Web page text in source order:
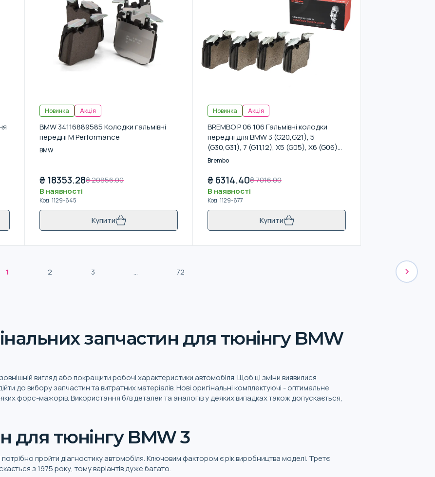
Новинка Акція
BMW 34116889585 Колодки гальмівні
передні M Performance
BMW
₴ 18353.28₴20856.00
В наявності
Код:1129-645
Купити
Новинка Акція
BREMBO P 06 106 Гальмівні колодки
передні для BMW 3 (G20,G21), 5
(G30,G31), 7 (G11,12), X5 (G05), X6 (G06)
17-
Brembo
₴ 6314.40₴7016.00
В наявності
Код:1129-677
Купити
1 2 3 ... 72
запчастин для тюнінгу BMW
вигляд або покращити робочі характеристики автомобіля. Щоб ці зміни виявилися
до вибору запчастин та витратних матеріалів. Нові оригінальні комплектуючі - оптимальне
яких форс-мажорів. Використання б/в деталей та аналогів у деяких випадках також допускається,
для тюнінгу BMW 3
потрібно пройти діагностику автомобіля. Ключовим фактором є рік виробництва моделі. Третє
з 1975 року, тому варіантів дуже багато.